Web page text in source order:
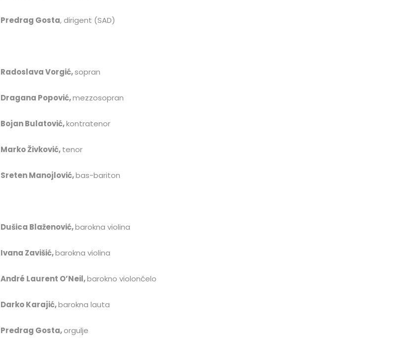
Predrag Gosta, dirigent (SAD)
Radoslava Vorgić,sopran
Dragana Popović,mezzosopran
Bojan Bulatović,kontratenor
Marko Živković,tenor
Sreten Manojlović,bas-bariton
Dušica Blaženović,barokna violina
Ivana Zavišić,barokna violina
André Laurent O’Neil,barokno violončelo
Darko Karajić,barokna lauta
Predrag Gosta,orgulje